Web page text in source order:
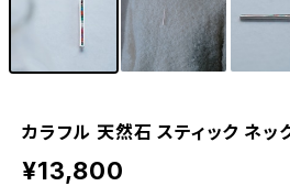
カラフル 天然石 スティック ネ
¥13,800